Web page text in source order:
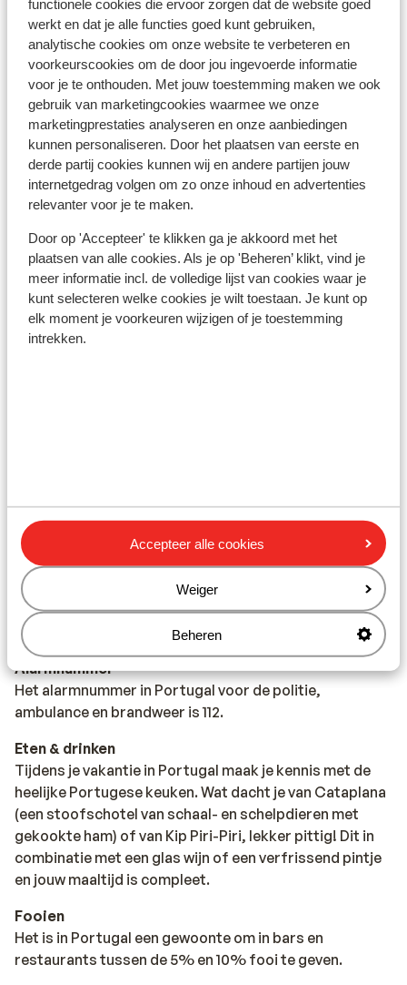
functionele cookies die ervoor zorgen dat de website goed
werkt en dat je alle functies goed kunt gebruiken,
analytische cookies om onze website te verbeteren en
voorkeurscookies om de door jou ingevoerde informatie
voor je te onthouden. Met jouw toestemming maken we ook
gebruik van marketingcookies waarmee we onze
marketingprestaties analyseren en onze aanbiedingen
kunnen personaliseren. Door het plaatsen van eerste en
derde partij cookies kunnen wij en andere partijen jouw
internetgedrag volgen om zo onze inhoud en advertenties
relevanter voor je te maken.
Door op 'Accepteer' te klikken ga je akkoord met het
plaatsen van alle cookies. Als je op 'Beheren’ klikt, vind je
meer informatie incl. de volledige lijst van cookies waar je
kunt selecteren welke cookies je wilt toestaan. Je kunt op
elk moment je voorkeuren wijzigen of je toestemming
intrekken.
Accepteer alle cookies
Weiger
Beheren
kan om gevraagd worden.
- De reisdocumenten dienen geldig te zijn voor de
gehele duur van het verblijf in Portugal.
- Indien je geen Nederlandse nationaliteit hebt, raden
we je aan om contact op te nemen met de ambassade
of consulaat.
- Over de juiste en geldige reisdocumenten beschikken,
is te allen tijde jouw eigen verantwoordelijkheid.
Let op!
In elke reservering dient er minimaal 1 persoon per
kamer 18 jaar of ouder te zijn.
Vaccinatie
Voor actuele informatie betreffende vaccinaties en
vanwege de hoge kosten die hiervoor aangerekend
worden. Informeer hierover bij jouw provider voor je op
vakantie vertrekt. Als je gebruik wil maken van internet
via je telefoon, dan raden we je aan om dit via een
draadloos netwerk te doen. Zet ook altijd je
dataroaming uit in het buitenland.
Alarmnummer
Het alarmnummer in Portugal voor de politie,
ambulance en brandweer is 112.
Eten & drinken
Tijdens je vakantie in Portugal maak je kennis met de
heelijke Portugese keuken. Wat dacht je van Cataplana
(een stoofschotel van schaal- en schelpdieren met
gekookte ham) of van Kip Piri-Piri, lekker pittig! Dit in
combinatie met een glas wijn of een verfrissend pintje
en jouw maaltijd is compleet.
Fooien
Het is in Portugal een gewoonte om in bars en
restaurants tussen de 5% en 10% fooi te geven.